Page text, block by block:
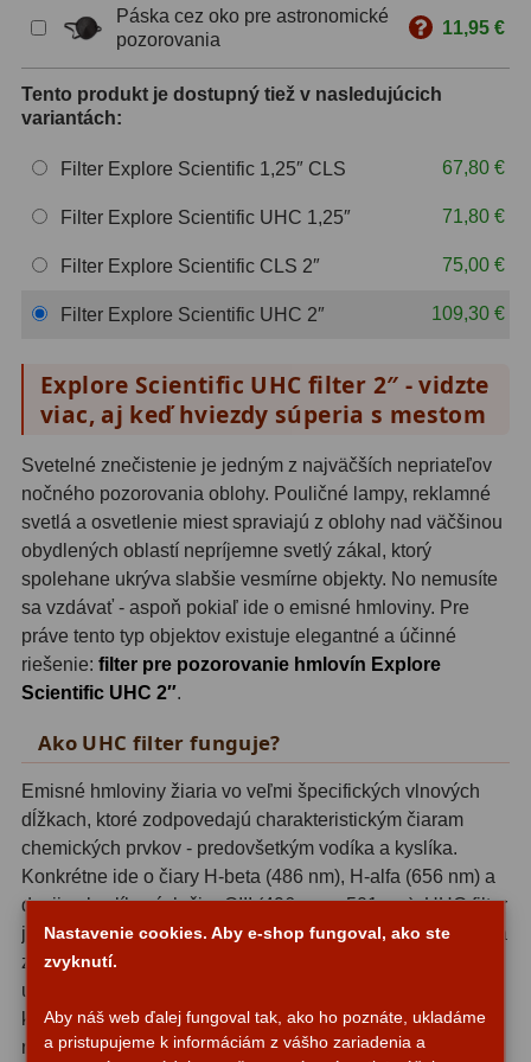
ZOOM
ED a Flat Field 12
Slnečné 42
CLS a UHC 14
Širokopásmové2
OIII21
Hβ4
SII
Planetárne7
Farebné 66
Astro príslušenstvo 175
Redukcia 1,25" a 2" 17
Hľadáčiky
Binohlavy3
Páska cez oko pre astronomické
pozorovania
11,95 €
Tento produkt je dostupný tiež v nasledujúcich
variantách:
Filter Explore Scientific 1,25″ CLS 67,80 €
Filter Explore Scientific UHC 1,25″ 71,80 €
Filter Explore Scientific CLS 2″ 75,00 €
Filter Explore Scientific UHC 2″ 109,30 €
Explore Scientific UHC filter 2″ - vidzte
viac, aj keď hviezdy súperia s mestom
Svetelné znečistenie je jedným z najväčších nepriateľov
nočného pozorovania oblohy. Pouličné lampy, reklamné
svetlá a osvetlenie miest spraviajú z oblohy nad väčšinou
obydlených oblastí nepríjemne svetlý zákal, ktorý
spolehane ukrýva slabšie vesmírne objekty. No nemusíte
sa vzdávať - aspoň pokiaľ ide o emisné hmloviny. Pre
práve tento typ objektov existuje elegantné a účinné
riešenie: filter pre pozorovanie hmlovín Explore
Scientific UHC 2″.
Ako UHC filter funguje?
Emisné hmloviny žiaria vo veľmi špecifických vlnových
dĺžkach, ktoré zodpovedajú charakteristickým čiaram
chemických prvkov - predovšetkým vodíka a kyslíka.
Konkrétne ide o čiary H-beta (486 nm), H-alfa (656 nm) a
dvojicu kyslíkových čiar OIII (496 nm a 501 nm). UHC filter
je navrhnutý presne tak, aby tieto vlnové dĺžky prepúšťal a
zároveň blokoval všetky ostatné - vrátane väčšiny spektra
umelého osvetlenia. Výsledkom je dramatické zlepšenie
kontrastu: hmloviny sa objavia tam, kde ste bez filtru
nevideli absolútne nič, a tam, kde ste ich tušili, zrazu
Nastavenie cookies. Aby e-shop fungoval, ako ste
zvyknutí.
Aby náš web ďalej fungoval tak, ako ho poznáte, ukladáme
a pristupujeme k informáciám z vášho zariadenia a